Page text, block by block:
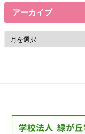
アーカイブ
ー
ブ